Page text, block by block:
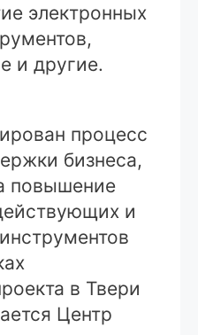
электронных
и другие.
процесс
бизнеса,
повышение
и
в Твери
Центр